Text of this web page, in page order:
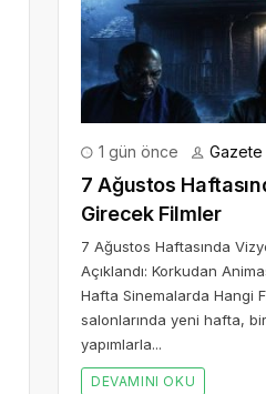
1 gün önce
7 Ağustos
Girecek Filmler
7 Ağustos Haftasında
Açıklandı: Korkudan
Hafta Sinemalarda Hangi
salonlarında yeni hafta,
yapımlarla...
DEVAMINI OKU